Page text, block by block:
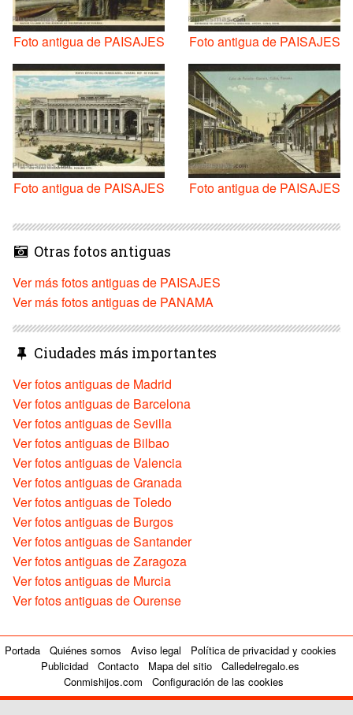
Foto antigua de PAISAJES Foto antigua de PAISAJES
Foto antigua de PAISAJES Foto antigua de PAISAJES
Otras fotos antiguas
Ver más fotos antiguas de PAISAJES
Ver más fotos antiguas de PANAMA
Ciudades más importantes
Ver fotos antiguas de Madrid
Ver fotos antiguas de Barcelona
Ver fotos antiguas de Sevilla
Ver fotos antiguas de Bilbao
Ver fotos antiguas de Valencia
Ver fotos antiguas de Granada
Ver fotos antiguas de Toledo
Ver fotos antiguas de Burgos
Ver fotos antiguas de Santander
Ver fotos antiguas de Zaragoza
Ver fotos antiguas de Murcia
Ver fotos antiguas de Ourense
Portada Quiénes somos Aviso legal
Política de privacidad y cookies
Publicidad
Contacto Mapa del sitio
Calledelregalo.es
Conmishijos.com
Configuración de las cookies